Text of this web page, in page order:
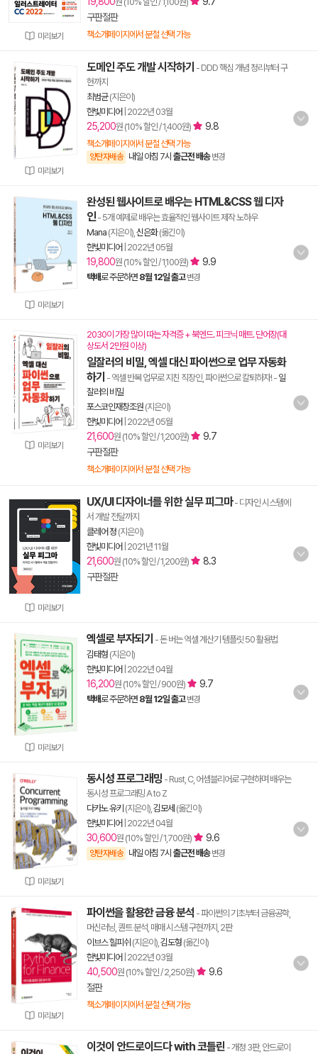
미리보기
구판절판
책소개페이지에서 분철 선택 가능
미리보기
도메인 주도 개발 시작하기 - DDD 핵심 개념 정리부터 구
현까지
최범균(지은이)
한빛미디어 2022년 03월
25,200원 (10% 할인 / 1,400원) 9.8
책소개페이지에서 분철 선택 가능
양탄자배송 내일 아침 7시 출근전 배송 변경
미리보기
완성된 웹사이트로 배우는 HTML&CSS 웹 디자
인- 5개 예제로 배우는 효율적인 웹사이트 제작 노하우
Mana (지은이), 신은화(옮긴이)
한빛미디어 2022년 05월
19,800원 (10% 할인 / 1,100원) 9.9
택배로 주문하면 8월 12일 출고 변경
미리보기
2030이 가장 많이 따는 자격증 + 북엔드. 피크닉 매트. 단어장(대
상도서 2만원 이상)
일잘러의 비밀, 엑셀 대신 파이썬으로 업무 자동화
하기 - 엑셀 반복 업무로 지친 직장인, 파이썬으로 칼퇴하자!- 일
잘러의 비밀
포스코인재창조원 (지은이)
한빛미디어 2022년 05월
21,600원 (10% 할인 / 1,200원)
9.7
구판절판
책소개페이지에서 분철 선택 가능
미리보기
UX/UI 디자이너를 위한 실무 피그마- 디자인 시스템에
서 개발 전달까지
클레어 정 (지은이)
한빛미디어 2021년 11월
21,600원 (10% 할인 / 1,200원)
8.3
구판절판
미리보기
엑셀로 부자되기 - 돈 버는 엑셀 계산기 템플릿 50 활용법
김태형 (지은이)
한빛미디어 2022년 04월
16,200원 (10% 할인 / 900원) 9.7
택배로 주문하면 8월 12일 출고 변경
미리보기
동시성 프로그래밍 - Rust, C, 어셈블리어로 구현하며 배우는
동시성 프로그래밍 A to Z
다카노 유키 (지은이), 김모세 (옮긴이)
한빛미디어 2022년 04월
30,600원 (10% 할인 / 1,700원) 9.6
양탄자배송 내일 아침 7시 출근전 배송 변경
미리보기
파이썬을 활용한 금융 분석 - 파이썬의 기초부터 금융공학,
머신러닝, 퀀트 분석, 매매 시스템 구현까지, 2판
이브스 힐피쉬 (지은이), 김도형 (옮긴이)
한빛미디어 2022년 03월
40,500원 (10% 할인 / 2,250원)
9.6
절판
책소개페이지에서 분철 선택 가능
이것이 안드로이드다 with 코틀린 - 개정 3판, 안드로이